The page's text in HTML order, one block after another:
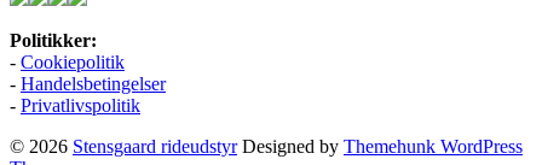
Politikker:
- Cookiepolitik
- Handelsbetingelser
- Privatlivspolitik
© 2026 Stensgaard rideudstyr Designed by Themehunk WordPress